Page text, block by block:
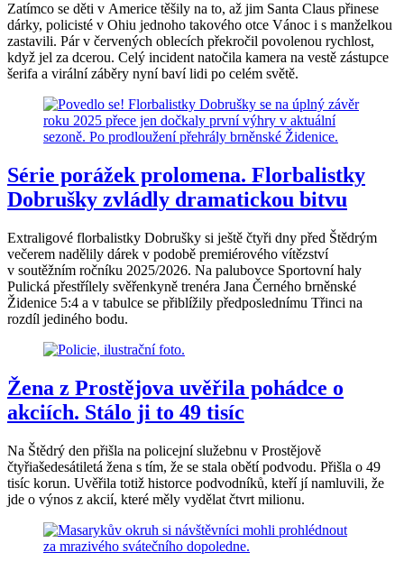
Zatímco se děti v Americe těšily na to, až jim Santa Claus přinese
dárky, policisté v Ohiu jednoho takového otce Vánoc i s manželkou
zastavili. Pár v červených oblecích překročil povolenou rychlost,
když jel za dcerou. Celý incident natočila kamera na vestě zástupce
šerifa a virální záběry nyní baví lidi po celém světě.
Série porážek prolomena. Florbalistky
Dobrušky zvládly dramatickou bitvu
Extraligové florbalistky Dobrušky si ještě čtyři dny před Štědrým
večerem nadělily dárek v podobě premiérového vítězství
v soutěžním ročníku 2025/2026. Na palubovce Sportovní haly
Pulická přestřílely svěřenkyně trenéra Jana Černého brněnské
Židenice 5:4 a v tabulce se přiblížily předposlednímu Třinci na
rozdíl jediného bodu.
Žena z Prostějova uvěřila pohádce o
akciích. Stálo ji to 49 tisíc
Na Štědrý den přišla na policejní služebnu v Prostějově
čtyřiašedesátiletá žena s tím, že se stala obětí podvodu. Přišla o 49
tisíc korun. Uvěřila totiž historce podvodníků, kteří jí namluvili, že
jde o výnos z akcií, které měly vydělat čtvrt milionu.